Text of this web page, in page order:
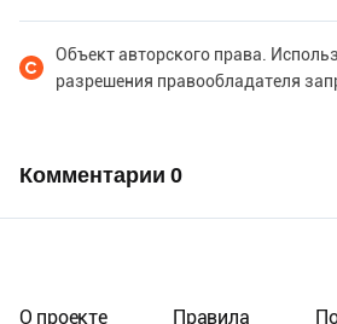
Объект авторского права.
разрешения правообладателя
Комментарии 0
О проекте Правила